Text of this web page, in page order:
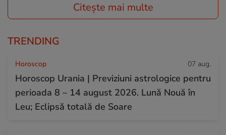
Citește mai multe
TRENDING
Horoscop 07 aug.
Horoscop Urania | Previziuni astrologice pentru
perioada 8 – 14 august 2026. Lună Nouă în
Leu; Eclipsă totală de Soare